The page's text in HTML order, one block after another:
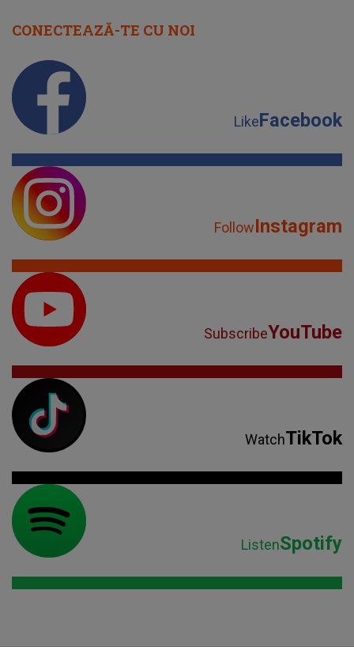
CONECTEAZĂ-TE CU NOI
LikeFacebook
FollowInstagram
SubscribeYouTube
WatchTikTok
ListenSpotify